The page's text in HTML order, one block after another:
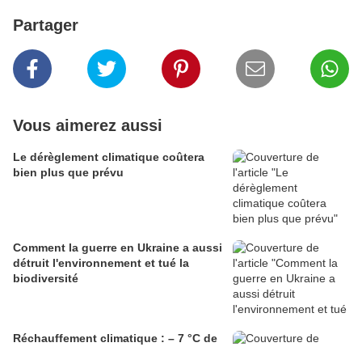
Partager
Vous aimerez aussi
Le dérèglement climatique coûtera
bien plus que prévu
Comment la guerre en Ukraine a aussi
détruit l'environnement et tué la
biodiversité
Réchauffement climatique : – 7 °C de